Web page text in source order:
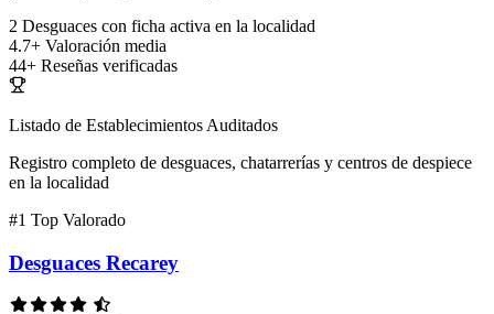
2 Desguaces con ficha activa en la localidad
4.7+ Valoración media
44+ Reseñas verificadas
Listado de Establecimientos Auditados
Registro completo de desguaces, chatarrerías y centros de despiece
en la localidad
#1 Top Valorado
Desguaces Recarey